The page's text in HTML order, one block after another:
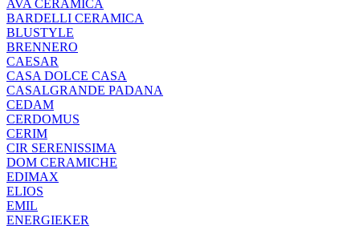
AVA CERAMICA
BARDELLI CERAMICA
BLUSTYLE
BRENNERO
CAESAR
CASA DOLCE CASA
CASALGRANDE PADANA
CEDAM
CERDOMUS
CERIM
CIR SERENISSIMA
DOM CERAMICHE
EDIMAX
ELIOS
EMIL
ENERGIEKER